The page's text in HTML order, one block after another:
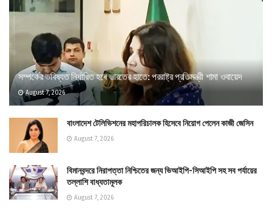
সম্পর্কের ভবিষ্যত নির্ধারিত হবে ভারতের হাতে: পররাষ্ট্র প্রতিমন্ত্রী শামা ওবায়েদ
August 7, 2026
বাংলাদেশ টেলিভিশনের মহাপরিচালক হিসেবে নিয়োগ পেলেন কাজী জেসিন
August 7, 2026
বিমানবন্দরে নিরাপত্তা নিশ্চিতের জন্য ভিআইপি-সিআইপি সহ সব পর্যায়ের
তল্লাশি বাধ্যতামূলক
August 7, 2026